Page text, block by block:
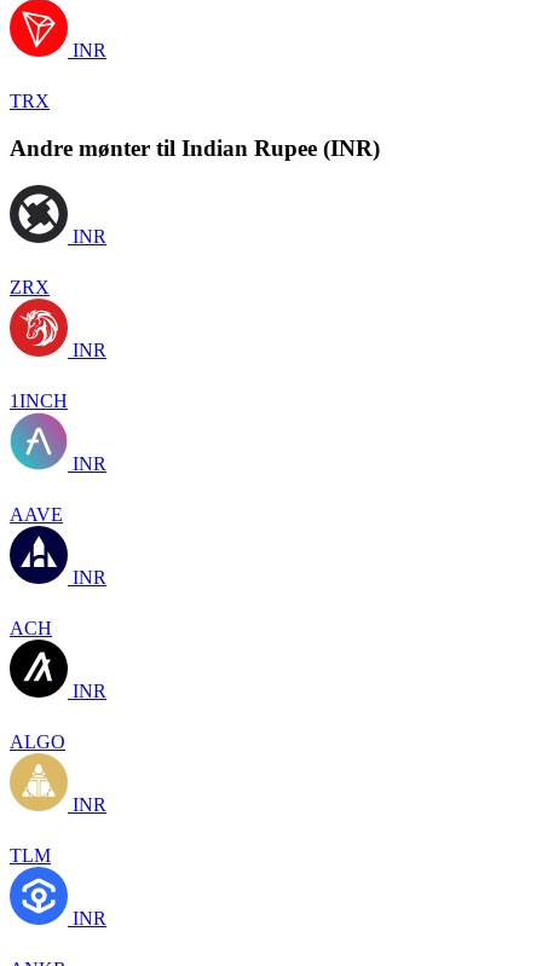
INR
TRX
Andre mønter til Indian Rupee (INR)
INR
ZRX
INR
1INCH
INR
AAVE
INR
ACH
INR
ALGO
INR
TLM
INR